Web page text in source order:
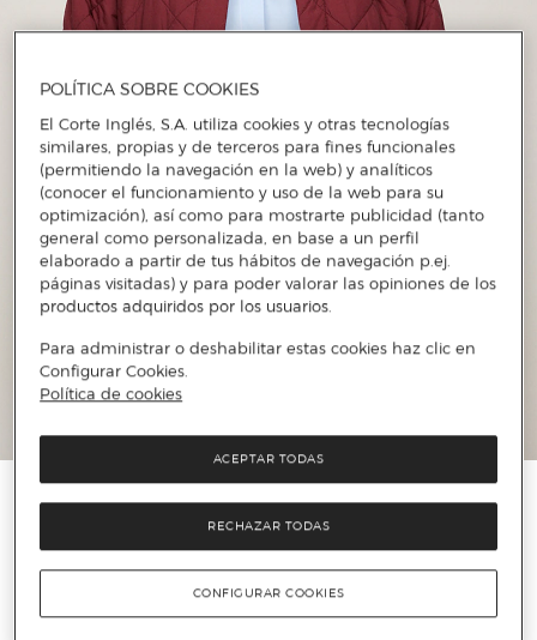
TOMMY HILFIGER
Cazadora de mujer quilted con cierre de
POLÍTICA SOBRE COOKIES
El Corte Inglés, S.A. utiliza cookies y otras tecnologías
similares, propias y de terceros para fines funcionales
(permitiendo la navegación en la web) y analíticos
(conocer el funcionamiento y uso de la web para su
optimización), así como para mostrarte publicidad (tanto
general como personalizada, en base a un perfil
elaborado a partir de tus hábitos de navegación p.ej.
páginas visitadas) y para poder valorar las opiniones de los
productos adquiridos por los usuarios.
Para administrar o deshabilitar estas cookies haz clic en
Configurar Cookies.
Política de cookies
RECHAZAR TODAS
ACEPTAR TODAS
CONFIGURAR COOKIES